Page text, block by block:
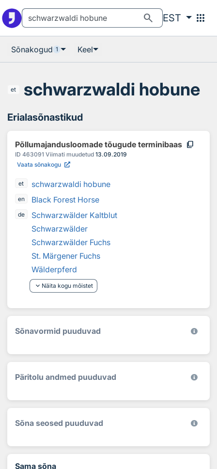
search EST apps
Sõnakogud 1 Keel
et schwarzwaldi hobune
Erialasõnastikud
Põllumajandusloomade tõugude terminibaas content_copy
ID 463091 Viimati muudetud 13.09.2019
Vaata sõnakogu
et schwarzwaldi hobune
en Black Forest Horse
de
Schwarzwälder Kaltblut
Schwarzwälder
Schwarzwälder Fuchs
St. Märgener Fuchs
Wälderpferd
keyboard_arrow_down Näita kogu mõistet
Sõnavormid puuduvad
Päritolu andmed puuduvad
Sõna seosed puuduvad
Sama sõna